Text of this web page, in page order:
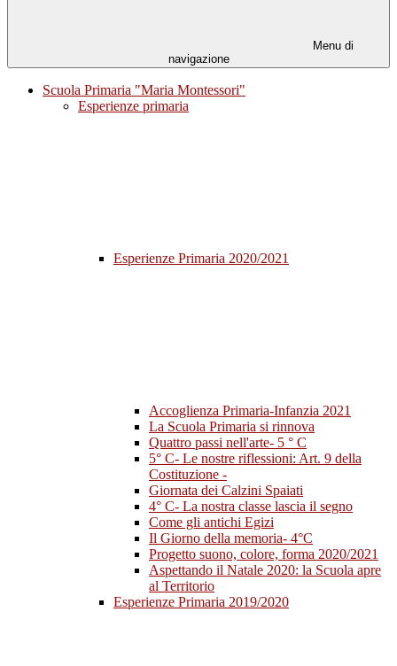
Menu di
navigazione
Scuola Primaria "Maria Montessori"
Esperienze primaria
Esperienze Primaria 2020/2021
Accoglienza Primaria-Infanzia 2021
La Scuola Primaria si rinnova
Quattro passi nell'arte- 5 ° C
5° C- Le nostre riflessioni: Art. 9 della
Costituzione -
Giornata dei Calzini Spaiati
4° C- La nostra classe lascia il segno
Come gli antichi Egizi
Il Giorno della memoria- 4°C
Progetto suono, colore, forma 2020/2021
Aspettando il Natale 2020: la Scuola apre
al Territorio
Esperienze Primaria 2019/2020